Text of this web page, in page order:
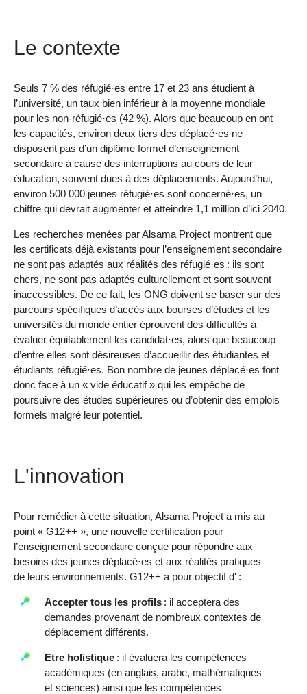
Le contexte
Seuls 7 % des réfugié·es entre 17 et 23 ans étudient à
l’université, un taux bien inférieur à la moyenne mondiale
pour les non-réfugié·es (42 %). Alors que beaucoup en ont
les capacités, environ deux tiers des déplacé·es ne
disposent pas d’un diplôme formel d’enseignement
secondaire à cause des interruptions au cours de leur
éducation, souvent dues à des déplacements. Aujourd’hui,
environ 500 000 jeunes réfugié·es sont concerné·es, un
chiffre qui devrait augmenter et atteindre 1,1 million d’ici 2040.
Les recherches menées par Alsama Project montrent que
les certificats déjà existants pour l’enseignement secondaire
ne sont pas adaptés aux réalités des réfugié·es : ils sont
chers, ne sont pas adaptés culturellement et sont souvent
inaccessibles. De ce fait, les ONG doivent se baser sur des
parcours spécifiques d’accès aux bourses d’études et les
universités du monde entier éprouvent des difficultés à
évaluer équitablement les candidat·es, alors que beaucoup
d’entre elles sont désireuses d’accueillir des étudiantes et
étudiants réfugié·es. Bon nombre de jeunes déplacé·es font
donc face à un « vide éducatif » qui les empêche de
poursuivre des études supérieures ou d’obtenir des emplois
formels malgré leur potentiel.
L'innovation
Pour remédier à cette situation, Alsama Project a mis au
point « G12++ », une nouvelle certification pour
l’enseignement secondaire conçue pour répondre aux
besoins des jeunes déplacé·es et aux réalités pratiques
de leurs environnements. G12++ a pour objectif d' :
Accepter tous les profils : il acceptera des
demandes provenant de nombreux contextes de
déplacement différents.
Etre holistique : il évaluera les compétences
académiques (en anglais, arabe, mathématiques
et sciences) ainsi que les compétences